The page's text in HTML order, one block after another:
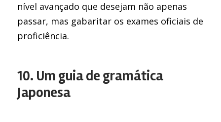
nível avançado que desejam não apenas
passar, mas gabaritar os exames oficiais de
proficiência.
10. Um guia de gramática
Japonesa